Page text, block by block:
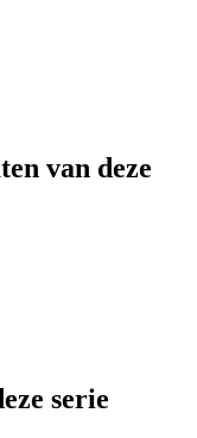
van deze
serie